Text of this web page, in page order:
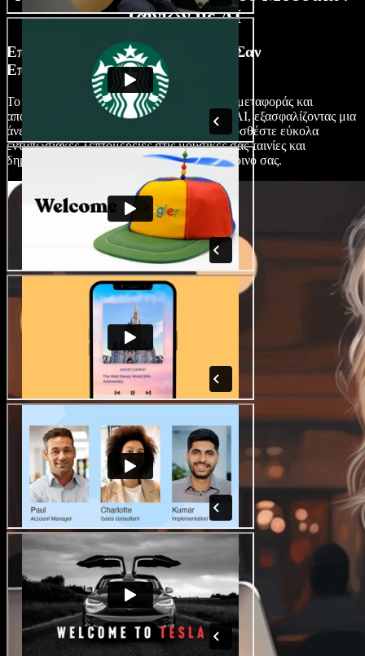
Ταινιών με AI
Επεξεργαστείτε Μουσικές Ταινίες Σαν
Επαγγελματίας
Το Speechify Studio προσφέρει περιβάλλον μεταφοράς και
απόθεσης, προσαρμόσιμα πρότυπα και εφέ AI, εξασφαλίζοντας μια
άνετη εμπειρία επεξεργασίας για όλους. Προσθέστε εύκολα
εντυπωσιακές λεπτομέρειες στις μουσικές σας ταινίες και
δημιουργήστε περιεχόμενο που αγγίζει το κοινό σας.